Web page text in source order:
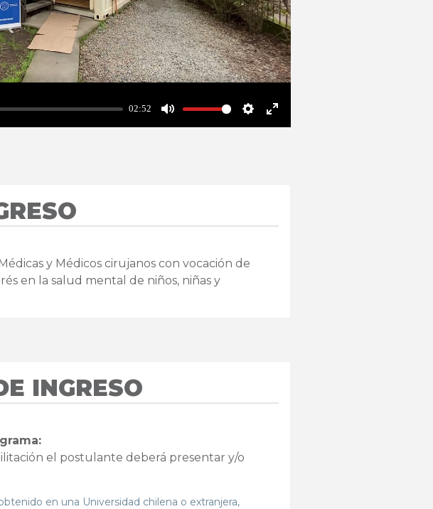
02:52
Mute Settings
Enter
y Médicos cirujanos con vocación de
en la salud mental de niños, niñas y
INGRESO
el postulante deberá presentar y/o
en una Universidad chilena o extranjera,